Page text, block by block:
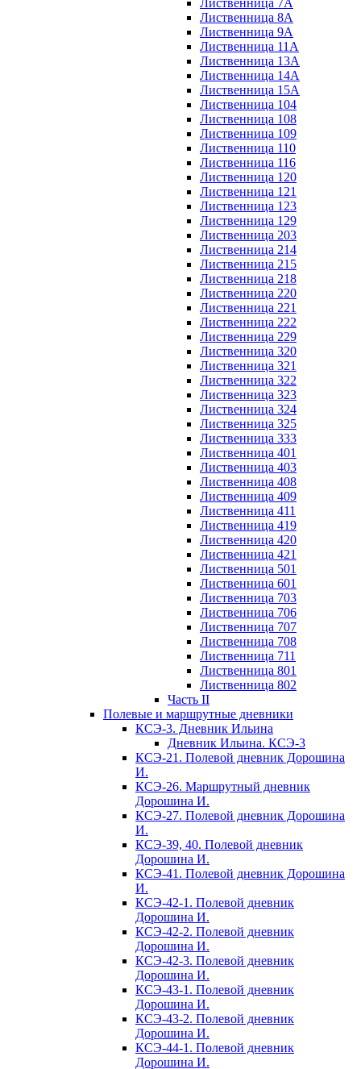
Лиственница 7А
Лиственница 8А
Лиственница 9А
Лиственница 11А
Лиственница 13А
Лиственница 14А
Лиственница 15А
Лиственница 104
Лиственница 108
Лиственница 109
Лиственница 110
Лиственница 116
Лиственница 120
Лиственница 121
Лиственница 123
Лиственница 129
Лиственница 203
Лиственница 214
Лиственница 215
Лиственница 218
Лиственница 220
Лиственница 221
Лиственница 222
Лиственница 229
Лиственница 320
Лиственница 321
Лиственница 322
Лиственница 323
Лиственница 324
Лиственница 325
Лиственница 333
Лиственница 401
Лиственница 403
Лиственница 408
Лиственница 409
Лиственница 411
Лиственница 419
Лиственница 420
Лиственница 421
Лиственница 501
Лиственница 601
Лиственница 703
Лиственница 706
Лиственница 707
Лиственница 708
Лиственница 711
Лиственница 801
Лиственница 802
Часть II
Полевые и маршрутные дневники
КСЭ-3. Дневник Ильина
Дневник Ильина. КСЭ-3
КСЭ-21. Полевой дневник Дорошина
И.
КСЭ-26. Маршрутный дневник
Дорошина И.
КСЭ-27. Полевой дневник Дорошина
И.
КСЭ-39, 40. Полевой дневник
Дорошина И.
КСЭ-41. Полевой дневник Дорошина
И.
КСЭ-42-1. Полевой дневник
Дорошина И.
КСЭ-42-2. Полевой дневник
Дорошина И.
КСЭ-42-3. Полевой дневник
Дорошина И.
КСЭ-43-1. Полевой дневник
Дорошина И.
КСЭ-43-2. Полевой дневник
Дорошина И.
КСЭ-44-1. Полевой дневник
Дорошина И.